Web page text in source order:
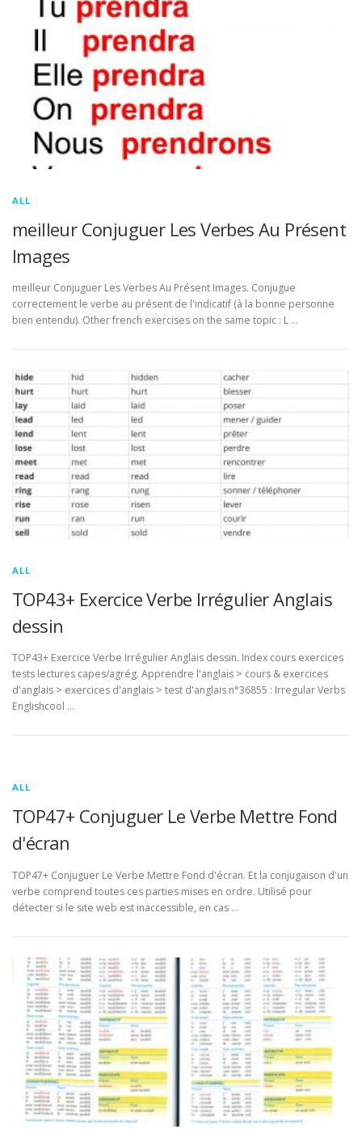
ALL
meilleur Conjuguer Les Verbes Au Présent
Images
meilleur Conjuguer Les Verbes Au Présent Images. Conjugue
correctement le verbe au présent de l'indicatif (à la bonne personne
bien entendu). Other french exercises on the same topic : L …
ALL
TOP43+ Exercice Verbe Irrégulier Anglais
dessin
TOP43+ Exercice Verbe Irrégulier Anglais dessin. Index cours exercices
tests lectures capes/agrég. Apprendre l'anglais > cours & exercices
d'anglais > exercices d'anglais > test d'anglais n°36855 : Irregular Verbs
Englishcool …
ALL
TOP47+ Conjuguer Le Verbe Mettre Fond
d'écran
TOP47+ Conjuguer Le Verbe Mettre Fond d'écran. Et la conjugaison d'un
verbe comprend toutes ces parties mises en ordre. Utilisé pour
détecter si le site web est inaccessible, en cas …